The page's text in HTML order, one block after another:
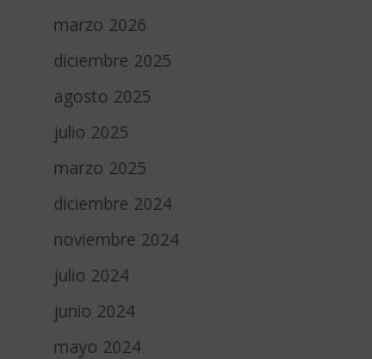
marzo 2026
diciembre 2025
agosto 2025
julio 2025
marzo 2025
diciembre 2024
noviembre 2024
julio 2024
junio 2024
mayo 2024